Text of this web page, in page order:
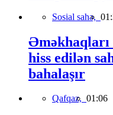
Sosial sahə,
Əməkhaqları
hiss edilən
bahalaşır
Qafqaz, 01:06